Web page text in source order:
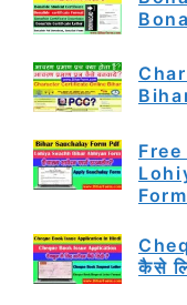
Form
कैसे